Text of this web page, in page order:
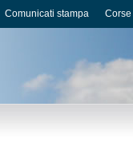
Comunicati stampa Corse